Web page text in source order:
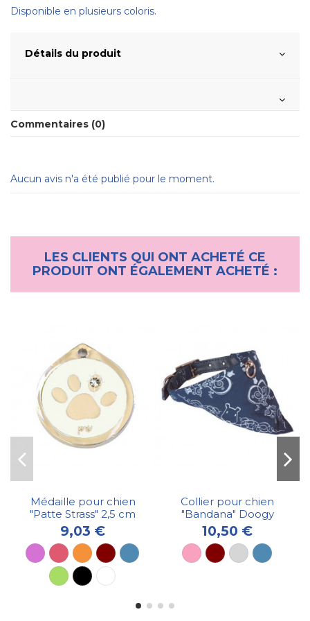
Disponible en plusieurs coloris.
Détails du produit
Commentaires (0)
Aucun avis n'a été publié pour le moment.
LES CLIENTS QUI ONT ACHETÉ CE
PRODUIT ONT ÉGALEMENT ACHETÉ :
Médaille pour chien
"Patte Strass" 2,5 cm
9,03 €
Collier pour chien
"Bandana" Doogy
10,50 €